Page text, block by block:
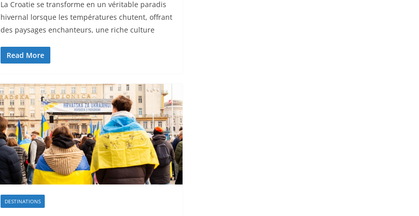
La Croatie se transforme en un véritable paradis
hivernal lorsque les températures chutent, offrant
des paysages enchanteurs, une riche culture
Read More
DESTINATIONS